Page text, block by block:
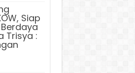
Siap
Trisya :